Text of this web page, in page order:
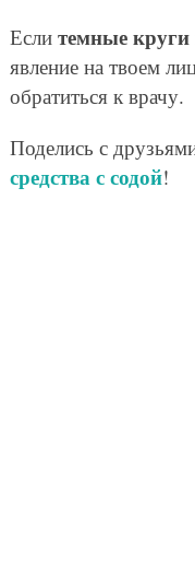
Если темные круги
явление на твоем
обратиться к врачу.
Поделись с
средства с содой!